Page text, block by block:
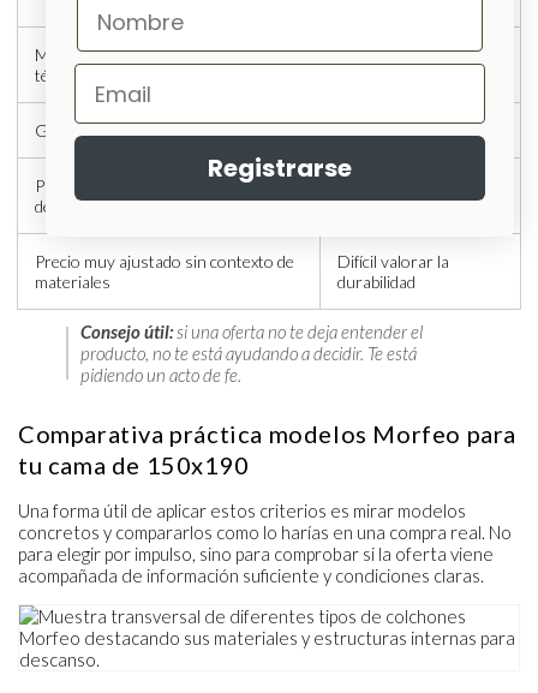
Mucho descuento y poca ficha
técnica
Posible falta de
Garantía larga sin detalles Cobertura poco clara
Prueba anunciada sin explicar
devolución
Riesgo en la compra
Precio muy ajustado sin contexto de
materiales
Difícil valorar la
durabilidad
Consejo útil:si una oferta no te deja entender el
producto, no te está ayudando a decidir. Te está
pidiendo un acto de fe.
Comparativa práctica modelos Morfeo para
tu cama de 150x190
Una forma útil de aplicar estos criterios es mirar modelos
concretos y compararlos como lo harías en una compra real. No
para elegir por impulso, sino para comprobar si la oferta viene
acompañada de información suficiente y condiciones claras.
Registrarse